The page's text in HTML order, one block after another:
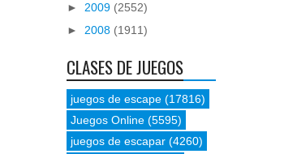
► 2009 (2552)
► 2008 (1911)
CLASES DE JUEGOS
juegos de escape (17816)
Juegos Online (5595)
juegos de escapar (4260)